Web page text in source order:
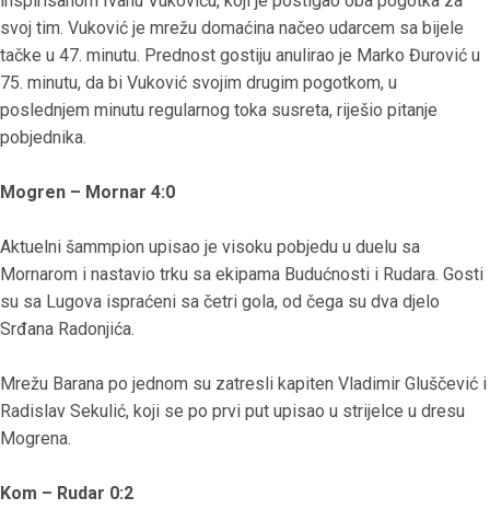
svoj tim. Vuković je mrežu domaćina načeo udarcem sa bijele
tačke u 47. minutu. Prednost gostiju anulirao je Marko Đurović u
75. minutu, da bi Vuković svojim drugim pogotkom, u
poslednjem minutu regularnog toka susreta, riješio pitanje
pobjednika.
Mogren – Mornar 4:0
Aktuelni šammpion upisao je visoku pobjedu u duelu sa
Mornarom i nastavio trku sa ekipama Budućnosti i Rudara. Gosti
su sa Lugova ispraćeni sa četri gola, od čega su dva djelo
Srđana Radonjića.
Mrežu Barana po jednom su zatresli kapiten Vladimir Gluščević i
Radislav Sekulić, koji se po prvi put upisao u strijelce u dresu
Mogrena.
Kom – Rudar 0:2